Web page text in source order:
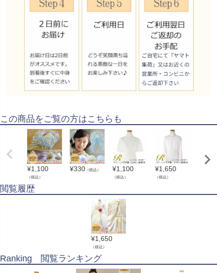
この商品をご覧の方はこちらも
¥1,100
（税込）
¥330 （税込） ¥1,100
（税込）
¥1,650
（税込）
閲覧履歴
¥1,650
（税込）
Ranking 閲覧ランキング